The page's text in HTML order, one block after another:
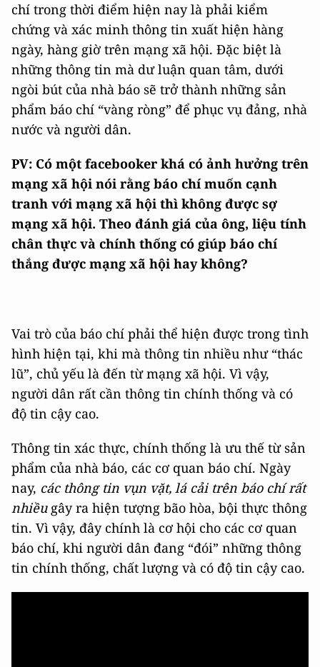
chí trong thời điểm hiện nay là phải kiểm
chứng và xác minh thông tin xuất hiện hàng
ngày, hàng giờ trên mạng xã hội. Đặc biệt là
những thông tin mà dư luận quan tâm, dưới
ngòi bút của nhà báo sẽ trở thành những sản
phẩm báo chí “vàng ròng” để phục vụ đảng, nhà
nước và người dân.
PV: Có một facebooker khá có ảnh hưởng trên
mạng xã hội nói rằng báo chí muốn cạnh
tranh với mạng xã hội thì không được sợ
mạng xã hội. Theo đánh giá của ông, liệu tính
chân thực và chính thống có giúp báo chí
thắng được mạng xã hội hay không?
Vai trò của báo chí phải thể hiện được trong tình
hình hiện tại, khi mà thông tin nhiều như “thác
lũ”, chủ yếu là đến từ mạng xã hội. Vì vậy,
người dân rất cần thông tin chính thống và có
độ tin cậy cao.
Thông tin xác thực, chính thống là ưu thế từ sản
phẩm của nhà báo, các cơ quan báo chí. Ngày
nay, các thông tin vụn vặt, lá cải trên báo chí rất
nhiềugây ra hiện tượng bão hòa, bội thực thông
tin. Vì vậy, đây chính là cơ hội cho các cơ quan
báo chí, khi người dân đang “đói” những thông
tin chính thống, chất lượng và có độ tin cậy cao.